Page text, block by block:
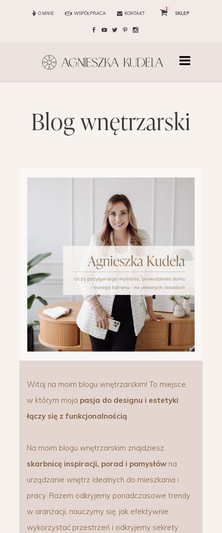
O MNIE WSPÓŁPRACA KONTAKT
1
SKLEP
blog wnętrzarski
Witaj na moim blogu wnętrzarskim! To miejsce,
w którym moja pasja do designu i estetyki
łączy się z funkcjonalnością.
Na moim blogu wnętrzarskim znajdziesz
skarbnicę inspiracji, porad i pomysłów na
urządzanie wnętrz idealnych do mieszkania i
pracy. Razem odkryjemy ponadczasowe trendy
w aranżacji, nauczymy się, jak efektywnie
wykorzystać przestrzeń i odkryjemy sekrety